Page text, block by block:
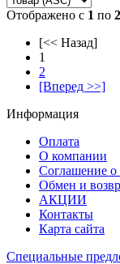
Отображено с 1 по
[<< Назад]
1
2
[Вперед >>]
Информация
Оплата
О компании
Соглашение о
Обмен и
АКЦИИ
Контакты
Карта сайта
Специальные